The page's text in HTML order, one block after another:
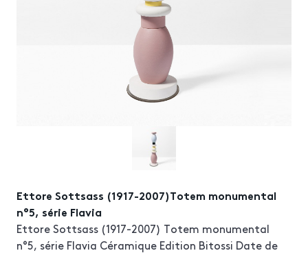
Ettore Sottsass (1917-2007)Totem monumental
n°5, série Flavia
Ettore Sottsass (1917-2007) Totem monumental
n°5, série Flavia Céramique Edition Bitossi Date de